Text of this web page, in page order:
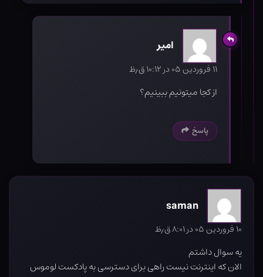
امیر
۱۱ فروردین ۰۵ در ۱۰:۱۲ ق٫ظ
از کجا میتونیم ببینیم؟
پاسخ
saman
۱۰ فروردین ۰۵ در ۸:۰۱ ق٫ظ
یه سوال داشتم
الان که اینترنت نیست راهی برای دسترسی به پادکست لوموس